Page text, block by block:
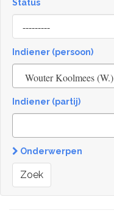
Status
[invalid
name]
Indiener (persoon)
Wouter Koolmees (W.)
Indiener (partij)
Onderwerpen
Zoek